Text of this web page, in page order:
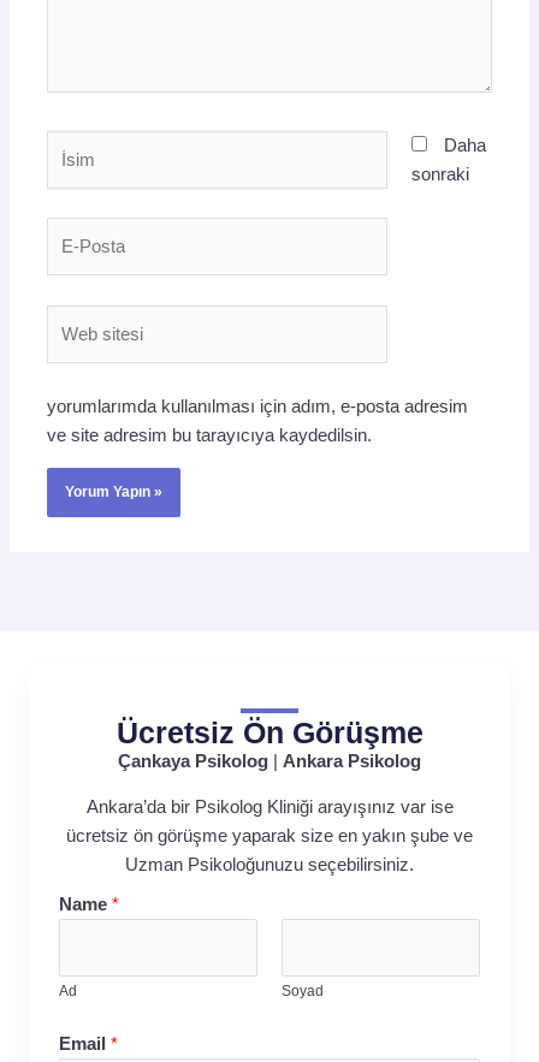
Daha
sonraki
yorumlarımda kullanılması için adım, e-posta adresim
ve site adresim bu tarayıcıya kaydedilsin.
Ücretsiz Ön Görüşme
Çankaya Psikolog Ankara Psikolog
Ankara’da bir Psikolog Kliniği arayışınız var ise
ücretsiz ön görüşme yaparak size en yakın şube ve
Uzman Psikoloğunuzu seçebilirsiniz.
Name *
Ad Soyad
Email *